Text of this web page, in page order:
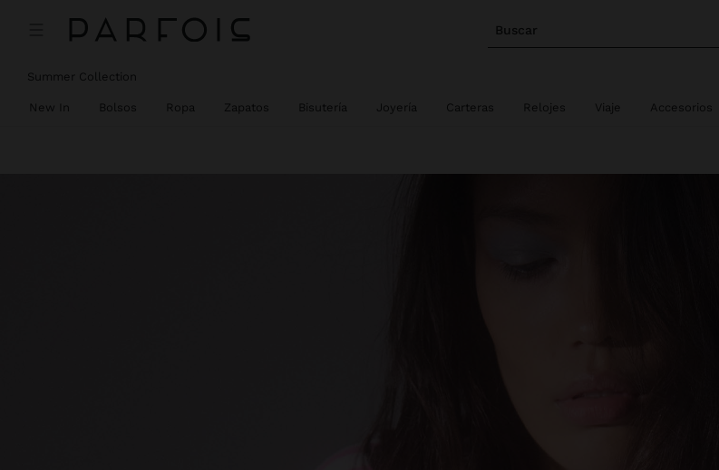
Buscar
Summer Collection
New In Bolsos Ropa Zapatos Bisutería Joyería Carteras Relojes Viaje Accesorios